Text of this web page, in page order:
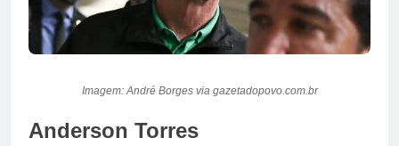
Imagem: André Borges via gazetadopovo.com.br
Anderson Torres